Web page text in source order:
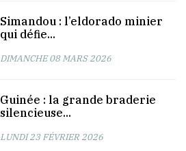
Simandou : l’eldorado minier
qui défie...
DIMANCHE 08 MARS 2026
Guinée : la grande braderie
silencieuse...
LUNDI 23 FÉVRIER 2026